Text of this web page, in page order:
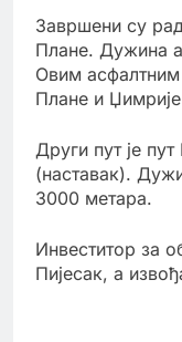
Завршени су
Плане. Дужина
Овим асфалтним
Плане и
Други пут је
(наставак).
3000 метара.
Инвеститор за
Пијесак, а